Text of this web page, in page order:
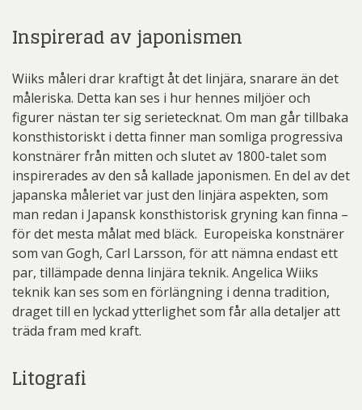
Inspirerad av japonismen
Wiiks måleri drar kraftigt åt det linjära, snarare än det
måleriska. Detta kan ses i hur hennes miljöer och
figurer nästan ter sig serietecknat. Om man går tillbaka
konsthistoriskt i detta finner man somliga progressiva
konstnärer från mitten och slutet av 1800-talet som
inspirerades av den så kallade japonismen. En del av det
japanska måleriet var just den linjära aspekten, som
man redan i Japansk konsthistorisk gryning kan finna –
för det mesta målat med bläck. Europeiska konstnärer
som van Gogh, Carl Larsson, för att nämna endast ett
par, tillämpade denna linjära teknik. Angelica Wiiks
teknik kan ses som en förlängning i denna tradition,
draget till en lyckad ytterlighet som får alla detaljer att
träda fram med kraft.
Litografi